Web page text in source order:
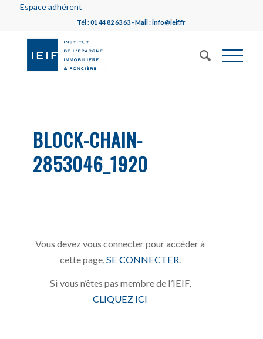
Espace adhérent
Tél : 01 44 82 63 63 - Mail : info@ieif.fr
BLOCK-CHAIN-
2853046_1920
Vous devez vous connecter pour accéder à
cette page, SE CONNECTER
Si vous n’êtes pas membre de l’IEIF,
CLIQUEZ ICI